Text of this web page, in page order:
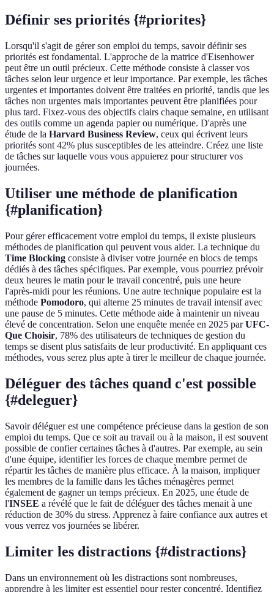
Définir ses priorités {#priorites}
Lorsqu'il s'agit de gérer son emploi du temps, savoir définir ses
priorités est fondamental. L'approche de la matrice d'Eisenhower
peut être un outil précieux. Cette méthode consiste à classer vos
tâches selon leur urgence et leur importance. Par exemple, les tâches
urgentes et importantes doivent être traitées en priorité, tandis que les
tâches non urgentes mais importantes peuvent être planifiées pour
plus tard. Fixez-vous des objectifs clairs chaque semaine, en utilisant
des outils comme un agenda papier ou numérique. D'après une
étude de la Harvard Business Review, ceux qui écrivent leurs
priorités sont 42% plus susceptibles de les atteindre. Créez une liste
de tâches sur laquelle vous vous appuierez pour structurer vos
journées.
Utiliser une méthode de planification
{#planification}
Pour gérer efficacement votre emploi du temps, il existe plusieurs
méthodes de planification qui peuvent vous aider. La technique du
Time Blocking consiste à diviser votre journée en blocs de temps
dédiés à des tâches spécifiques. Par exemple, vous pourriez prévoir
deux heures le matin pour le travail concentré, puis une heure
l'après-midi pour les réunions. Une autre technique populaire est la
méthode Pomodoro, qui alterne 25 minutes de travail intensif avec
une pause de 5 minutes. Cette méthode aide à maintenir un niveau
élevé de concentration. Selon une enquête menée en 2025 parUFC-
Que Choisir, 78% des utilisateurs de techniques de gestion du
temps se disent plus satisfaits de leur productivité. En appliquant ces
méthodes, vous serez plus apte à tirer le meilleur de chaque journée.
Déléguer des tâches quand c'est possible
{#deleguer}
Savoir déléguer est une compétence précieuse dans la gestion de son
emploi du temps. Que ce soit au travail ou à la maison, il est souvent
possible de confier certaines tâches à d'autres. Par exemple, au sein
d'une équipe, identifier les forces de chaque membre permet de
répartir les tâches de manière plus efficace. À la maison, impliquer
les membres de la famille dans les tâches ménagères permet
également de gagner un temps précieux. En 2025, une étude de
l'INSEE a révélé que le fait de déléguer des tâches menait à une
réduction de 30% du stress. Apprenez à faire confiance aux autres et
vous verrez vos journées se libérer.
Limiter les distractions {#distractions}
Dans un environnement où les distractions sont nombreuses,
apprendre à les limiter est essentiel pour rester concentré. Identifiez